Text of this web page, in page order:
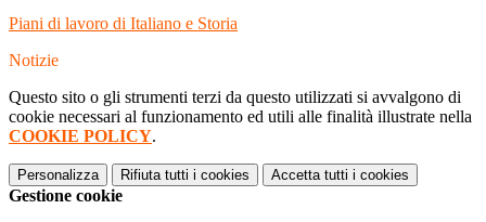
Piani di lavoro di Italiano e Storia
Notizie
Questo sito o gli strumenti terzi da questo utilizzati si avvalgono di
cookie necessari al funzionamento ed utili alle finalità illustrate nella
COOKIE POLICY.
Personalizza Rifiuta tutti i cookies Accetta tutti i cookies
Gestione cookie